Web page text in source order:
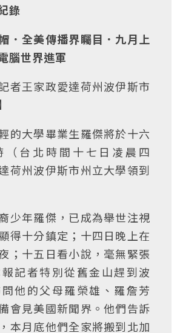
錄
．全美傳播界矚目．九月上
腦世界進軍
者王家政愛達荷州波伊斯市
的大學畢業生羅傑將於十六
（台北時間十七日凌晨四
荷州波伊斯市州立大學領到
少年羅傑，已成為舉世注視
得十分鎮定；十四日晚上在
；十五日看小說，毫無緊張
記者特別從舊金山趕到波
他的父母羅榮雄、羅詹芳
會見美國新聞界。他們告訴
本月底他們全家將搬到北加